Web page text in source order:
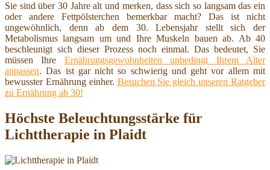
Sie sind über 30 Jahre alt und merken, dass sich so langsam das ein
oder andere Fettpölsterchen bemerkbar macht? Das ist nicht
ungewöhnlich, denn ab dem 30. Lebensjahr stellt sich der
Metabolismus langsam um und Ihre Muskeln bauen ab. Ab 40
beschleunigt sich dieser Prozess noch einmal. Das bedeutet, Sie
müssen Ihre Ernährungsgewohnheiten unbedingt Ihrem Alter
anpassen. Das ist gar nicht so schwierig und geht vor allem mit
bewusster Ernährung einher. Besuchen Sie gleich unseren Ratgeber
zu Ernährung ab 30!
Höchste Beleuchtungsstärke für
Lichttherapie in Plaidt